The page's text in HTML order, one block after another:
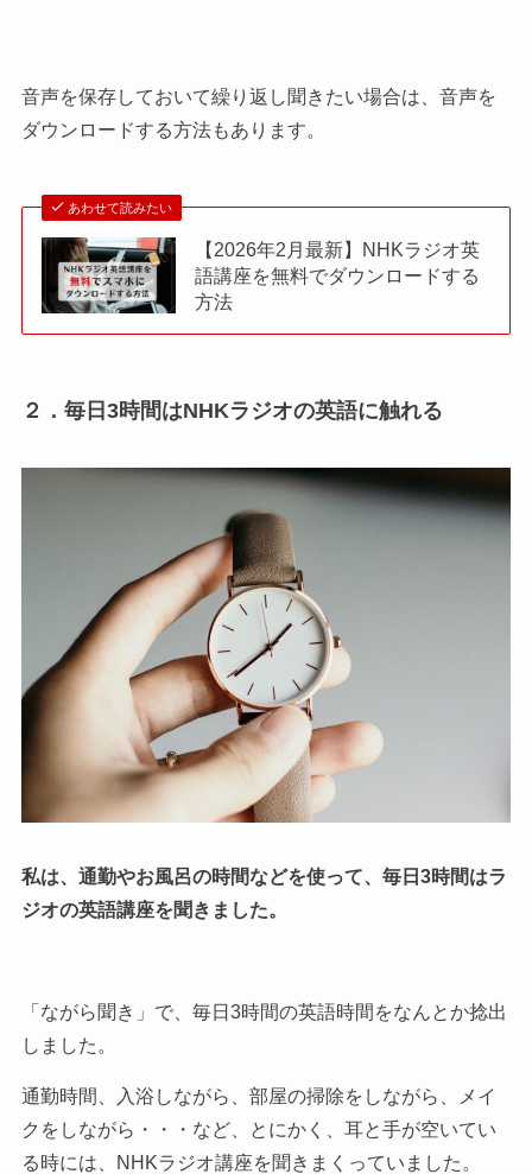
音声を保存しておいて繰り返し聞きたい場合は、音声を
ダウンロードする方法もあります。
あわせて読みたい
【2026年2月最新】NHKラジオ英
語講座を無料でダウンロードする
方法
２．毎日3時間はNHKラジオの英語に触れる
私は、通勤やお風呂の時間などを使って、毎日3時間はラ
ジオの英語講座を聞きました。
「ながら聞き」で、毎日3時間の英語時間をなんとか捻出
しました。
通勤時間、入浴しながら、部屋の掃除をしながら、メイ
クをしながら・・・など、とにかく、耳と手が空いてい
る時には、NHKラジオ講座を聞きまくっていました。